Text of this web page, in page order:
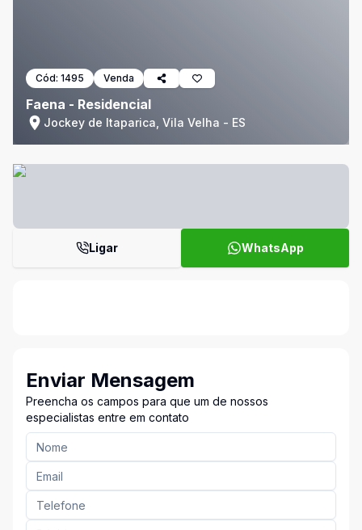
Cód: 1495 Venda
Faena - Residencial
Jockey de Itaparica, Vila Velha - ES
Ligar WhatsApp
Enviar Mensagem
Preencha os campos para que um de nossos
especialistas entre em contato